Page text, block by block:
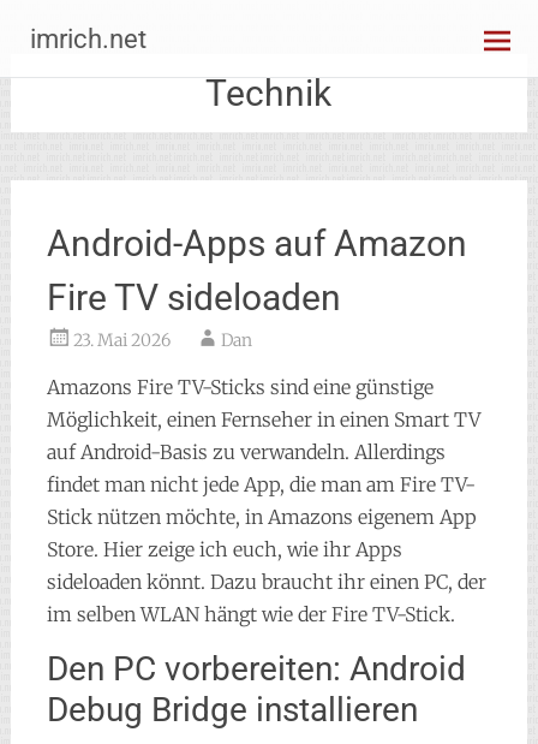
Inhalt
springen
imrich.net
Technik
Android-Apps auf Amazon
Fire TV sideloaden
23. Mai 2026 Dan
Amazons Fire TV-Sticks sind eine günstige
Möglichkeit, einen Fernseher in einen Smart TV
auf Android-Basis zu verwandeln. Allerdings
findet man nicht jede App, die man am Fire TV-
Stick nützen möchte, in Amazons eigenem App
Store. Hier zeige ich euch, wie ihr Apps
sideloaden könnt. Dazu braucht ihr einen PC, der
im selben WLAN hängt wie der Fire TV-Stick.
Den PC vorbereiten: Android
Debug Bridge installieren